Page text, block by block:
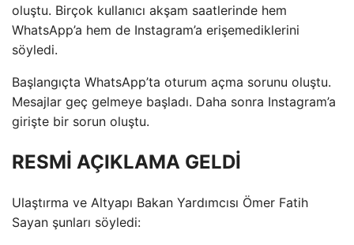
oluştu. Birçok kullanıcı akşam saatlerinde hem
WhatsApp’a hem de Instagram’a erişemediklerini
söyledi.
Başlangıçta WhatsApp’ta oturum açma sorunu oluştu.
Mesajlar geç gelmeye başladı. Daha sonra Instagram’a
girişte bir sorun oluştu.
RESMİ AÇIKLAMA GELDİ
Ulaştırma ve Altyapı Bakan Yardımcısı Ömer Fatih
Sayan şunları söyledi: